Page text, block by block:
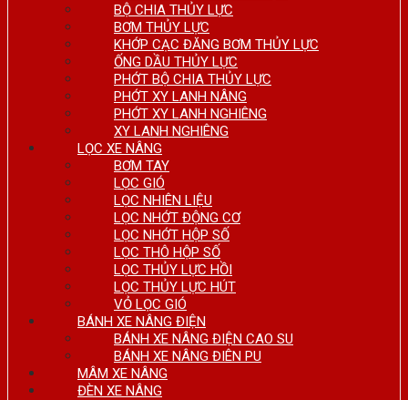
BỘ CHIA THỦY LỰC
BƠM THỦY LỰC
KHỚP CẠC ĐĂNG BƠM THỦY LỰC
ỐNG DẦU THỦY LỰC
PHỚT BỘ CHIA THỦY LỰC
PHỚT XY LANH NÂNG
PHỚT XY LANH NGHIÊNG
XY LANH NGHIÊNG
LỌC XE NÂNG
BƠM TAY
LỌC GIÓ
LỌC NHIÊN LIỆU
LỌC NHỚT ĐỘNG CƠ
LỌC NHỚT HỘP SỐ
LỌC THÔ HỘP SỐ
LỌC THỦY LỰC HỒI
LỌC THỦY LỰC HÚT
VỎ LỌC GIÓ
BÁNH XE NÂNG ĐIỆN
BÁNH XE NÂNG ĐIỆN CAO SU
BÁNH XE NÂNG ĐIÊN PU
MÂM XE NÂNG
ĐÈN XE NÂNG